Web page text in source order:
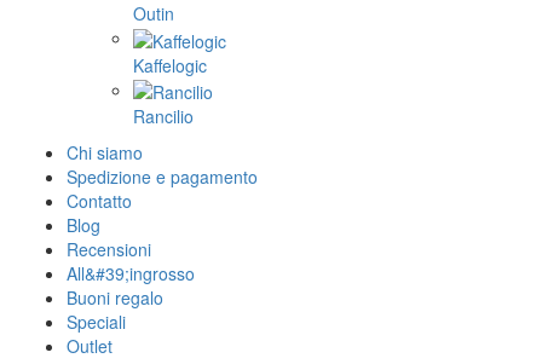
Outin
Kaffelogic
Rancilio
Chi siamo
Spedizione e pagamento
Contatto
Blog
Recensioni
All&#39;ingrosso
Buoni regalo
Speciali
Outlet